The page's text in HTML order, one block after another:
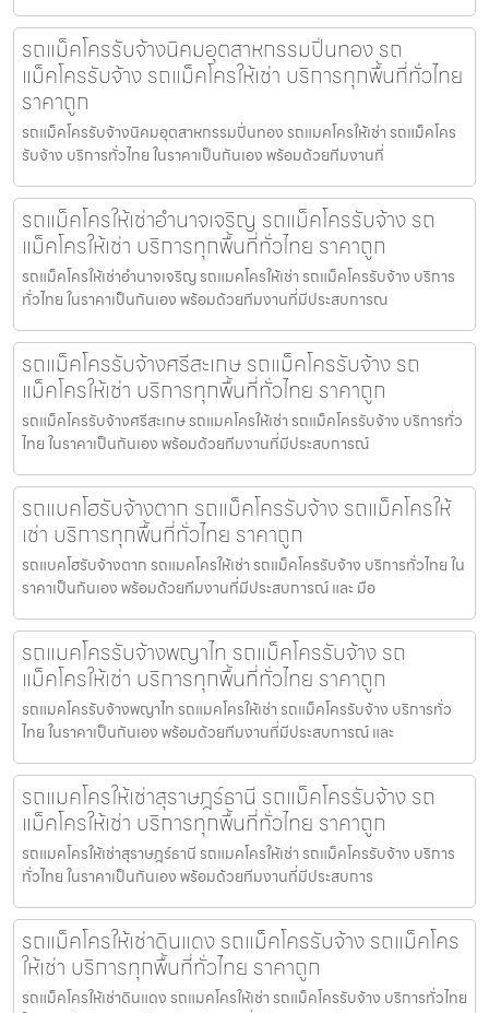
รถแม็คโครรับจ้างนิคมอุตสาหกรรมปิ่นทอง รถ
แม็คโครรับจ้าง รถแม็คโครให้เช่า บริการทุกพื้นที่ทั่วไทย
ราคาถูก
รถแม็คโครรับจ้างนิคมอุตสาหกรรมปิ่นทอง รถแมคโครให้เช่า รถแม็คโคร
รับจ้าง บริการทั่วไทย ในราคาเป็นกันเอง พร้อมด้วยทีมงานที่
รถแม็คโครให้เช่าอำนาจเจริญ รถแม็คโครรับจ้าง รถ
แม็คโครให้เช่า บริการทุกพื้นที่ทั่วไทย ราคาถูก
รถแม็คโครให้เช่าอำนาจเจริญ รถแมคโครให้เช่า รถแม็คโครรับจ้าง บริการ
ทั่วไทย ในราคาเป็นกันเอง พร้อมด้วยทีมงานที่มีประสบการณ
รถแม็คโครรับจ้างศรีสะเกษ รถแม็คโครรับจ้าง รถ
แม็คโครให้เช่า บริการทุกพื้นที่ทั่วไทย ราคาถูก
รถแม็คโครรับจ้างศรีสะเกษ รถแมคโครให้เช่า รถแม็คโครรับจ้าง บริการทั่ว
ไทย ในราคาเป็นกันเอง พร้อมด้วยทีมงานที่มีประสบการณ์
รถแบคโฮรับจ้างตาก รถแม็คโครรับจ้าง รถแม็คโครให้
เช่า บริการทุกพื้นที่ทั่วไทย ราคาถูก
รถแบคโฮรับจ้างตาก รถแมคโครให้เช่า รถแม็คโครรับจ้าง บริการทั่วไทย ใน
ราคาเป็นกันเอง พร้อมด้วยทีมงานที่มีประสบการณ์ และ มือ
รถแมคโครรับจ้างพญาไท รถแม็คโครรับจ้าง รถ
แม็คโครให้เช่า บริการทุกพื้นที่ทั่วไทย ราคาถูก
รถแมคโครรับจ้างพญาไท รถแมคโครให้เช่า รถแม็คโครรับจ้าง บริการทั่ว
ไทย ในราคาเป็นกันเอง พร้อมด้วยทีมงานที่มีประสบการณ์ และ
รถแมคโครให้เช่าสุราษฎร์ธานี รถแม็คโครรับจ้าง รถ
แม็คโครให้เช่า บริการทุกพื้นที่ทั่วไทย ราคาถูก
รถแมคโครให้เช่าสุราษฎร์ธานี รถแมคโครให้เช่า รถแม็คโครรับจ้าง บริการ
ทั่วไทย ในราคาเป็นกันเอง พร้อมด้วยทีมงานที่มีประสบการ
รถแม็คโครให้เช่าดินแดง รถแม็คโครรับจ้าง รถแม็คโคร
ให้เช่า บริการทุกพื้นที่ทั่วไทย ราคาถูก
รถแม็คโครให้เช่าดินแดง รถแมคโครให้เช่า รถแม็คโครรับจ้าง บริการทั่วไทย